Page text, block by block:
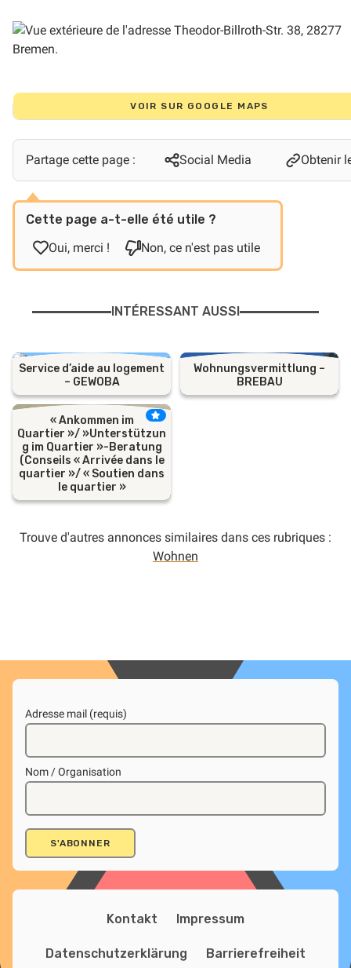
VOIR SUR GOOGLE MAPS
Partage cette page : Social Media Obtenir
Cette page a-t-elle été utile ?
Oui, merci !
Non, ce n'est pas utile
INTÉRESSANT AUSSI
Service d’aide au logement
– GEWOBA
Wohnungsvermittlung –
BREBAU
« Ankommen im
Quartier »/ »Unterstützun
g im Quartier »-Beratung
(Conseils « Arrivée dans le
quartier »/ « Soutien dans
le quartier »
Trouve d'autres annonces similaires dans ces rubriques :
Wohnen
Adresse mail (requis)
Nom / Organisation
Kontakt Impressum
Datenschutzerklärung Barrierefreiheit